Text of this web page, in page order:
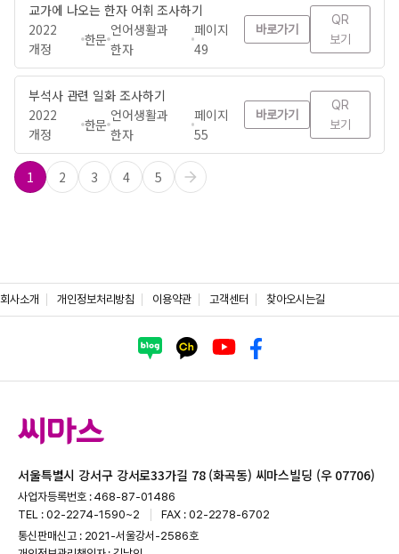
교가에 나오는 한자 어휘 조사하기
2022
개정
한문
언어생활과
한자
페이지
49
바로가기
QR
보기
부석사 관련 일화 조사하기
2022
개정
한문
언어생활과
한자
페이지
55
바로가기
QR
보기
1 2 3 4 5
회사소개 개인정보처리방침 이용약관 고객센터 찾아오시는길
서울특별시 강서구 강서로33가길 78 (화곡동) 씨마스빌딩 (우 07706)
사업자등록번호 : 468-87-01486
TEL : 02-2274-1590~2
FAX : 02-2278-6702
통신판매신고 : 2021-서울강서-2586호